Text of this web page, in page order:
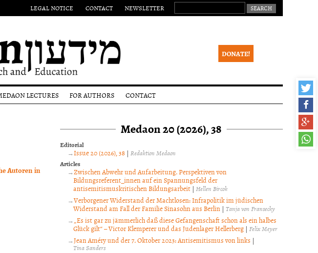
LEGAL NOTICE CONTACT NEWSLETTER SEARCH FOR:
DONATE!
LECTURES
FOR AUTHORS
Guidelines
Editorial
process
and peer
Copyright
notice
CONTACT
Newsletter
Autoren in
Medaon 20 (2026), 38
Editorial
Issue 20 (2026), 38 |Redaktion Medaon
Articles
Zwischen Abwehr und Aufarbeitung. Perspektiven von
Bildungsreferent_innen auf ein Spannungsfeld der
antisemitismuskritischen Bildungsarbeit| Hellen Bircok
Verborgener Widerstand der Machtlosen: Infrapolitik im jüdischen
Widerstand am Fall der Familie Sinasohn aus Berlin| Tanja von Fransecky
„Es ist gar zu jämmerlich daß diese Gefangenschaft schon als ein halbes
Glück gilt“ – Victor Klemperer und das Judenlager Hellerberg| Felix Meyer
Jean Améry und der 7. Oktober 2023: Antisemitismus von links |
Tina Sanders